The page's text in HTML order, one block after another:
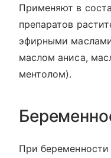
Применяют в
препаратов
эфирными
маслом аниса,
ментолом).
При